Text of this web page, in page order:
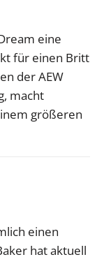
eine
für einen Britt
der AEW
macht
größeren
einen
hat aktuell